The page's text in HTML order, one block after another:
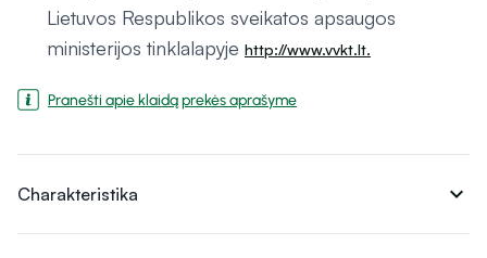
Lietuvos Respublikos sveikatos apsaugos
ministerijos tinklalapyje http://www.vvkt.lt.
Pranešti apie klaidą prekės aprašyme
Charakteristika expand_more